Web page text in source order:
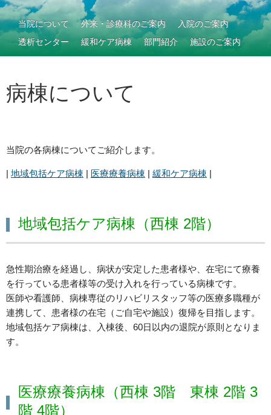
当院について 外来・診療科のご案内
入院のご案内
透析センター
緩和ケア病棟 部門紹介 施設のご案内
病棟について
当院の各病棟についてご紹介します。
| 地域包括ケア病棟 | 医療療養病棟 | 緩和ケア病棟 |
地域包括ケア病棟（西棟 2階）
急性期治療を経過し、病状が安定した患者様や、在宅にて療養
を行っている患者様等の受け入れを行っている病棟です。
医師や看護師、病棟専従のリハビリスタッフ等の医療多職種が
連携して、患者様の在宅（ご自宅や施設）復帰を目指します。
地域包括ケア病棟は、入棟後、60日以内の退院が原則となりま
す。
医療療養病棟（西棟 3階 東棟 2階 3
階 4階）